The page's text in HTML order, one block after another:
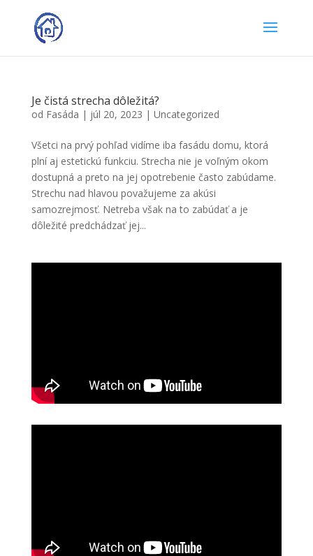
Je čistá strecha dôležitá?
od Fasáda | júl 20, 2023 | Uncategorized
Všetci na prvý pohľad vidíme iba fasádu domu, ktorá
plní aj estetickú funkciu. Strecha nie je voľným okom
dostupná a preto na jej opotrebenie často zabúdame.
Strechu nad hlavou považujeme za akúsi
samozrejmosť. Netreba však na to zabúdať a je
dôležité predchádzať jej...